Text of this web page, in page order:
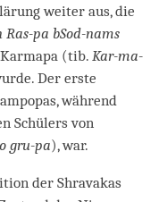
weiter aus, die
Ras-pa bSod-nams
(tib. Kar-ma-
Der erste
während
Schülers von
gru-pa), war.
der Shravakas